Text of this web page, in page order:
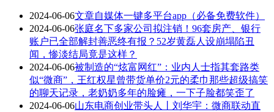
2024-06-06文章自媒体一键多平台app（必备免费软件）
2024-06-06张庭名下多家公司拟注销！96套房产、银行
账户已全部解封善恶终有报？52岁黄磊人设崩塌陷丑
闻，惨淡结局竟是这样？
2024-06-06被制造的“炫富网红”：业内人士指其套路类
似“微商”，王红权星曾带货单价2元的柔巾那些超级搞笑
的聊天记录，老奶奶多年的脸瘫，一下子脸都笑歪了
2024-06-06山东电商创业带头人丨刘华宇：微商联动直